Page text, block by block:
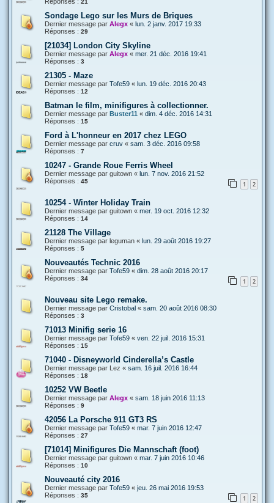
Sondage Lego sur les Murs de Briques
Dernier message par Alegx « lun. 2 janv. 2017 19:33
Réponses : 29
[21034] London City Skyline
Dernier message par Alegx « mer. 21 déc. 2016 19:41
Réponses : 3
21305 - Maze
Dernier message par Tofe59 « lun. 19 déc. 2016 20:43
Réponses : 12
Batman le film, minifigures à collectionner.
Dernier message par Buster11 « dim. 4 déc. 2016 14:31
Réponses : 15
Ford à L'honneur en 2017 chez LEGO
Dernier message par cruv « sam. 3 déc. 2016 09:58
Réponses : 7
10247 - Grande Roue Ferris Wheel
Dernier message par guitown « lun. 7 nov. 2016 21:52
Réponses : 45 1 2
10254 - Winter Holiday Train
Dernier message par guitown « mer. 19 oct. 2016 12:32
Réponses : 14
21128 The Village
Dernier message par leguman « lun. 29 août 2016 19:27
Réponses : 5
Nouveautés Technic 2016
Dernier message par Tofe59 « dim. 28 août 2016 20:17
Réponses : 34 1 2
Nouveau site Lego remake.
Dernier message par Cristobal « sam. 20 août 2016 08:30
Réponses : 3
71013 Minifig serie 16
Dernier message par Tofe59 « ven. 22 juil. 2016 15:31
Réponses : 15
71040 - Disneyworld Cinderella’s Castle
Dernier message par Lez « sam. 16 juil. 2016 16:44
Réponses : 18
10252 VW Beetle
Dernier message par Alegx « sam. 18 juin 2016 11:13
Réponses : 9
42056 La Porsche 911 GT3 RS
Dernier message par Tofe59 « mar. 7 juin 2016 12:47
Réponses : 27
[71014] Minifigures Die Mannschaft (foot)
Dernier message par guitown « mar. 7 juin 2016 10:46
Réponses : 10
Nouveauté city 2016
Dernier message par Tofe59 « jeu. 26 mai 2016 19:53
Réponses : 35 1 2